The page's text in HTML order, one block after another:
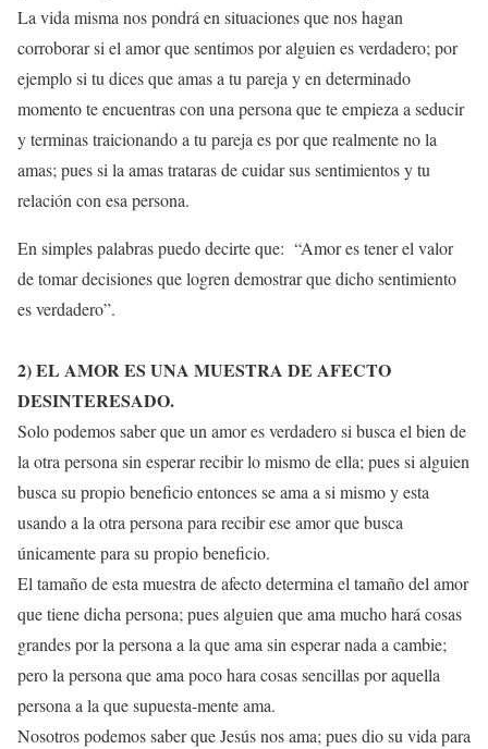
La vida misma nos pondrá en situaciones que nos hagan
corroborar si el amor que sentimos por alguien es verdadero; por
ejemplo si tu dices que amas a tu pareja y en determinado
momento te encuentras con una persona que te empieza a seducir
y terminas traicionando a tu pareja es por que realmente no la
amas; pues si la amas trataras de cuidar sus sentimientos y tu
relación con esa persona.
En simples palabras puedo decirte que: “Amor es tener el valor
de tomar decisiones que logren demostrar que dicho sentimiento
es verdadero”.
2)EL AMOR ES UNA MUESTRA DE AFECTO
DESINTERESADO.
Solo podemos saber que un amor es verdadero si busca el bien de
la otra persona sin esperar recibir lo mismo de ella; pues si alguien
busca su propio beneficio entonces se ama a si mismo y esta
usando a la otra persona para recibir ese amor que busca
únicamente para su propio beneficio.
El tamaño de esta muestra de afecto determina el tamaño del amor
que tiene dicha persona; pues alguien que ama mucho hará cosas
grandes por la persona a la que ama sin esperar nada a cambie;
pero la persona que ama poco hara cosas sencillas por aquella
persona a la que supuesta-mente ama.
Nosotros podemos saber que Jesús nos ama; pues dio su vida para